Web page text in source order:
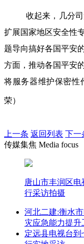
收起来，几分
扩展国家地区安全性
题导向搞好各国平安
方面，推动各国平安
将服务器维护保密性
荣）
上一条 返回列表 下一
传媒集焦 Media focus
唐山市丰润区
行采访拍摄
河北二建:衡水
灾应急能力提升
定远县电视台